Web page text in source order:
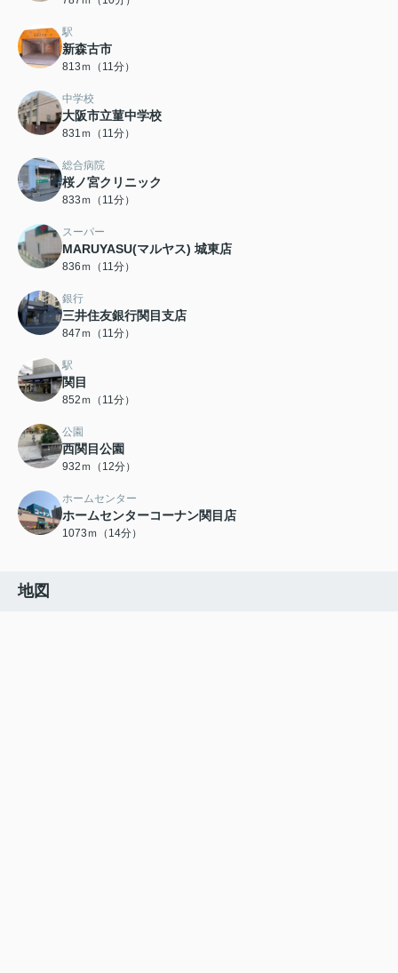
駅
新森古市
813ｍ（11分）
中学校
大阪市立菫中学校
831ｍ（11分）
総合病院
桜ノ宮クリニック
833ｍ（11分）
スーパー
MARUYASU(マルヤス) 城東店
836ｍ（11分）
銀行
三井住友銀行関目支店
847ｍ（11分）
駅
関目
852ｍ（11分）
公園
西関目公園
932ｍ（12分）
ホームセンター
ホームセンターコーナン関目店
1073ｍ（14分）
地図